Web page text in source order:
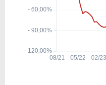
WHRL4